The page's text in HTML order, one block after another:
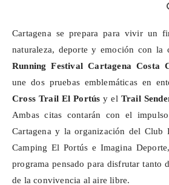
Cartagena se prepara para vivir un
naturaleza, deporte y emoción con la
Running Festival Cartagena Costa
une dos pruebas emblemáticas en
Cross Trail ElPortús y el Trail
Ambas citas contarán con el
Cartagena y la organización del Club
Camping ElPortús e Imagina
programa pensado para disfrutar tanto
de la convivencia al aire libre.